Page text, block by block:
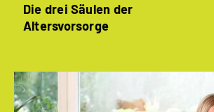
Die drei Säulen der
Altersvorsorge